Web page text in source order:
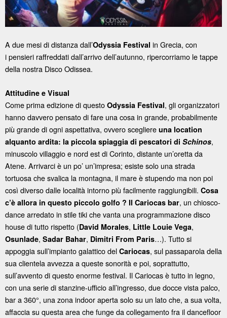
A due mesi di distanza dall’Odyssia Festival in Grecia, con
i pensieri raffreddati dall’arrivo dell’autunno, ripercorriamo le tappe
della nostra Disco Odissea.
Attitudine e Visual
Come prima edizione di questo Odyssia Festival, gli organizzatori
hanno davvero pensato di fare una cosa in grande, probabilmente
più grande di ogni aspettativa, ovvero scegliere una location
alquanto ardita: la piccola spiaggia di pescatori di Schinos,
minuscolo villaggio e nord est di Corinto, distante un’oretta da
Atene. Arrivarci è un po’ un’impresa; esiste solo una strada
tortuosa che svalica la montagna, il mare è stupendo ma non poi
così diverso dalle località intorno più facilmente raggiungibili. Cosa
c’è allora in questo piccolo golfo ? Il Cariocas bar, un chiosco-
dance arredato in stile tiki che vanta una programmazione disco
house di tutto rispetto (David Morales, Little Louie Vega,
Osunlade, Sadar Bahar, Dimitri From Paris…). Tutto si
appoggia sull’impianto galattico del Cariocas, sul passaparola della
sua clientela avvezza a queste sonorità e poi, soprattutto,
sull’avvento di questo enorme festival. Il Cariocas è tutto in legno,
con una serie di stanzine-ufficio all’ingresso, due docce vista palco,
bar a 360°, una zona indoor aperta solo su un lato che, a sua volta,
affaccia su questa area che funge da collegamento fra il dancefloor